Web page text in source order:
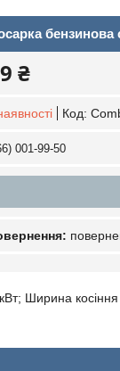
бензинова
₴
Код:
001-99-50
Ширина